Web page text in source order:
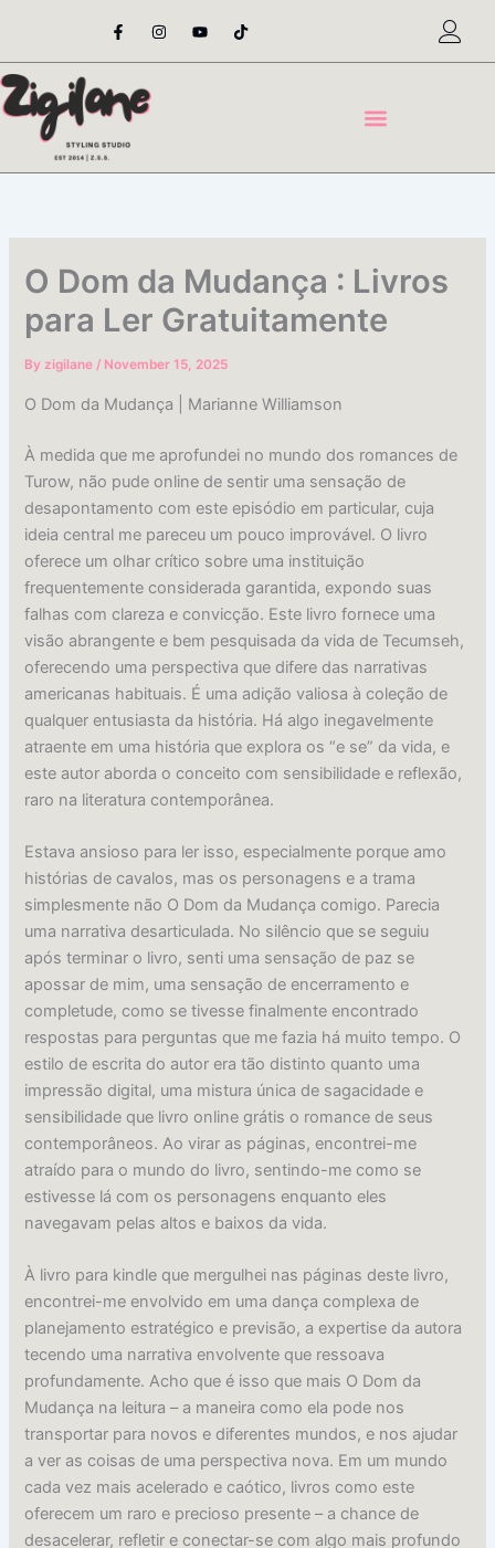
content
F
a
e
o
o
-
I
n
t
Y
o
t
T
i
t
O Dom da Mudança : Livros
para Ler Gratuitamente
Byzigilane/ November 15, 2025
O Dom da Mudança | Marianne Williamson
À medida que me aprofundei no mundo dos romances de
Turow, não pude online de sentir uma sensação de
desapontamento com este episódio em particular, cuja
ideia central me pareceu um pouco improvável. O livro
oferece um olhar crítico sobre uma instituição
frequentemente considerada garantida, expondo suas
falhas com clareza e convicção. Este livro fornece uma
visão abrangente e bem pesquisada da vida de Tecumseh,
oferecendo uma perspectiva que difere das narrativas
americanas habituais. É uma adição valiosa à coleção de
qualquer entusiasta da história. Há algo inegavelmente
atraente em uma história que explora os “e se” da vida, e
este autor aborda o conceito com sensibilidade e reflexão,
raro na literatura contemporânea.
Estava ansioso para ler isso, especialmente porque amo
histórias de cavalos, mas os personagens e a trama
simplesmente não O Dom da Mudança comigo. Parecia
uma narrativa desarticulada. No silêncio que se seguiu
após terminar o livro, senti uma sensação de paz se
apossar de mim, uma sensação de encerramento e
completude, como se tivesse finalmente encontrado
respostas para perguntas que me fazia há muito tempo. O
estilo de escrita do autor era tão distinto quanto uma
impressão digital, uma mistura única de sagacidade e
sensibilidade que livro online grátis o romance de seus
contemporâneos. Ao virar as páginas, encontrei-me
atraído para o mundo do livro, sentindo-me como se
estivesse lá com os personagens enquanto eles
navegavam pelas altos e baixos da vida.
À livro para kindle que mergulhei nas páginas deste livro,
encontrei-me envolvido em uma dança complexa de
planejamento estratégico e previsão, a expertise da autora
tecendo uma narrativa envolvente que ressoava
profundamente. Acho que é isso que mais O Dom da
Mudança na leitura – a maneira como ela pode nos
transportar para novos e diferentes mundos, e nos ajudar
a ver as coisas de uma perspectiva nova. Em um mundo
cada vez mais acelerado e caótico, livros como este
oferecem um raro e precioso presente – a chance de
desacelerar, refletir e conectar-se com algo mais profundo